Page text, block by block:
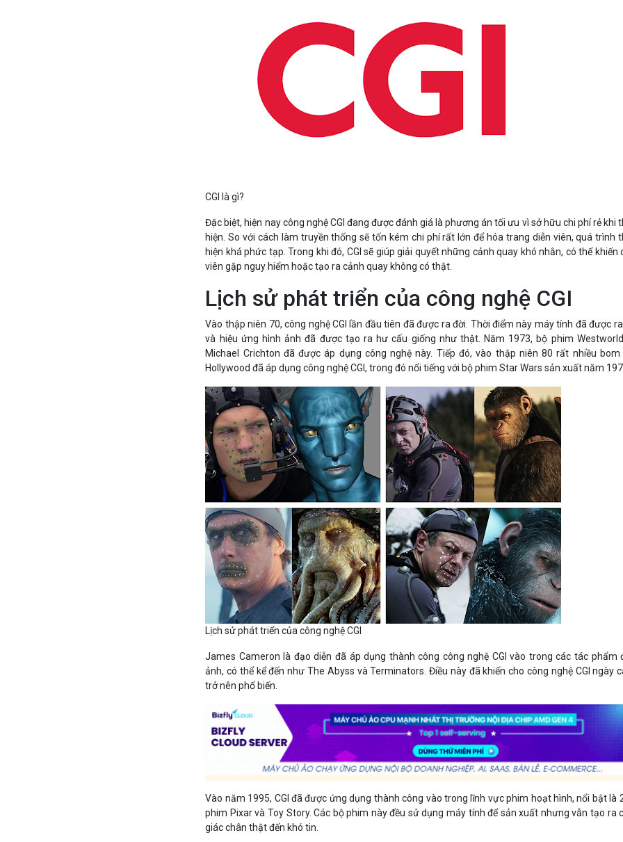
CGI là gì?
Đặc biệt, hiện nay công nghệ CGI đang được đánh giá là phương án tối ưu vì sở hữu chi phí rẻ khi
hiện. So với cách làm truyền thống sẽ tốn kém chi phí rất lớn để hóa trang diễn viên, quá trình
hiện khá phức tạp. Trong khi đó, CGI sẽ giúp giải quyết những cảnh quay khó nhằn, có thể khiến
viên gặp nguy hiểm hoặc tạo ra cảnh quay không có thật.
Lịch sử phát triển của công nghệ CGI
Vào thập niên 70, công nghệ CGI lần đầu tiên đã được ra đời. Thời điểm này máy tính đã được
và hiệu ứng hình ảnh đã được tạo ra hư cấu giống như thật. Năm 1973, bộ phim
Michael Crichton đã được áp dụng công nghệ này. Tiếp đó, vào thập niên 80 rất nhiều bom
Hollywood đã áp dụng công nghệ CGI, trong đó nổi tiếng với bộ phim Star Wars sản xuất năm
Lịch sử phát triển của công nghệ CGI
James Cameron là đạo diễn đã áp dụng thành công công nghệ CGI vào trong các tác phẩm
ảnh, có thể kể đến như The Abyss và Terminators. Điều này đã khiến cho công nghệ CGI ngày
trở nên phổ biến.
Vào năm 1995, CGI đã được ứng dụng thành công vào trong lĩnh vực phim hoạt hình, nổi bật là
phim Pixar và Toy Story. Các bộ phim này đều sử dụng máy tính để sản xuất nhưng vẫn tạo ra
giác chân thật đến khó tin.